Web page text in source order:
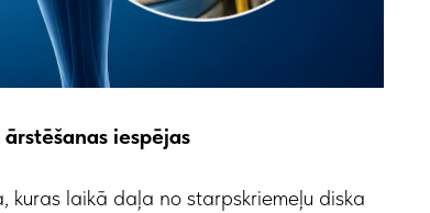
iespējas
kuras laikā daļa no starpskriemeļu diska